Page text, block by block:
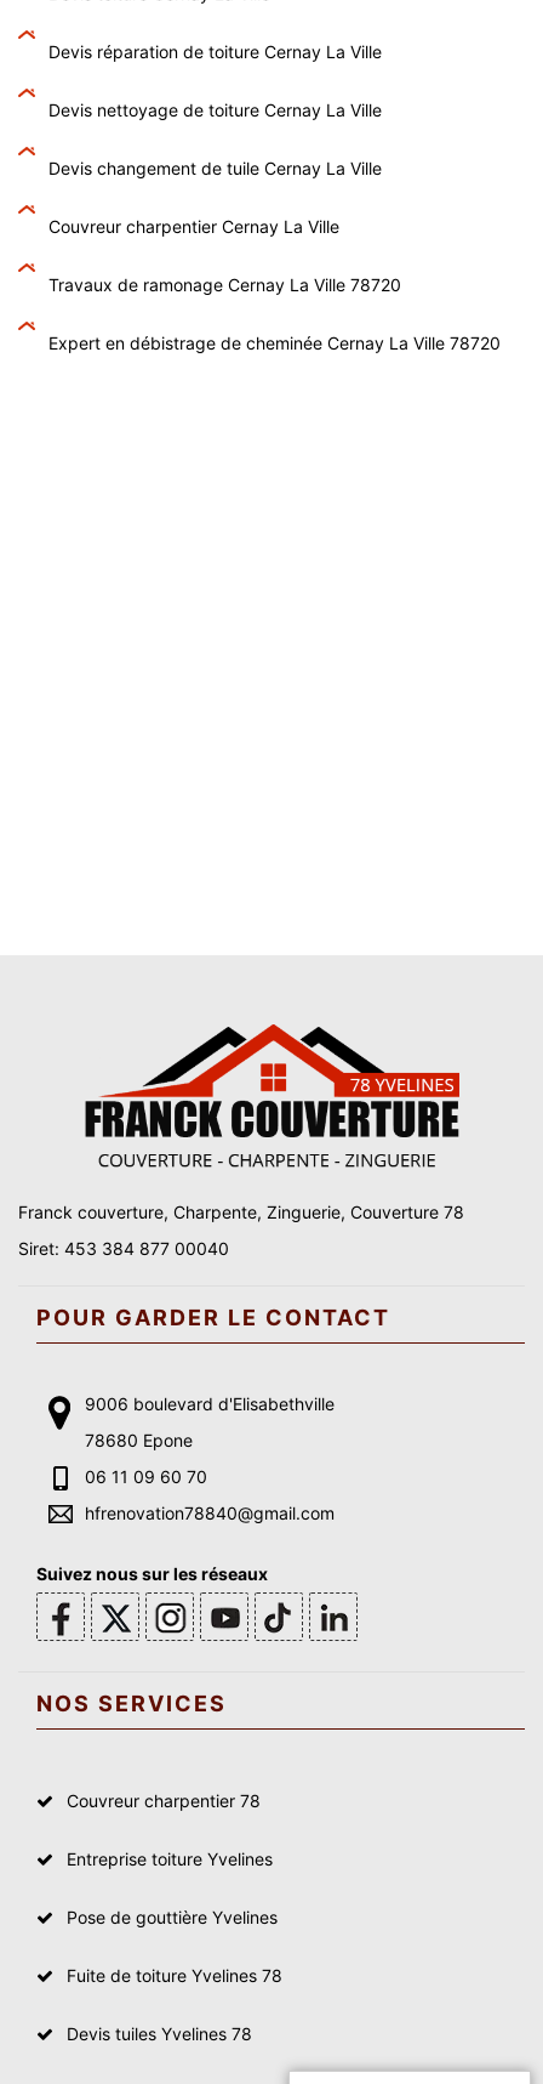
Devis réparation de toiture Cernay La Ville
Devis nettoyage de toiture Cernay La Ville
Devis changement de tuile Cernay La Ville
Couvreur charpentier Cernay La Ville
Travaux de ramonage Cernay La Ville 78720
Expert en débistrage de cheminée Cernay La Ville 78720
Franck couverture, Charpente, Zinguerie, Couverture 78
Siret: 453 384 877 00040
POUR GARDER LE CONTACT
9006 boulevard d'Elisabethville
78680 Epone
06 11 09 60 70
hfrenovation78840@gmail.com
Suivez nous sur les réseaux
NOS SERVICES
Couvreur charpentier 78
Entreprise toiture Yvelines
Pose de gouttière Yvelines
Fuite de toiture Yvelines 78
Devis tuiles Yvelines 78